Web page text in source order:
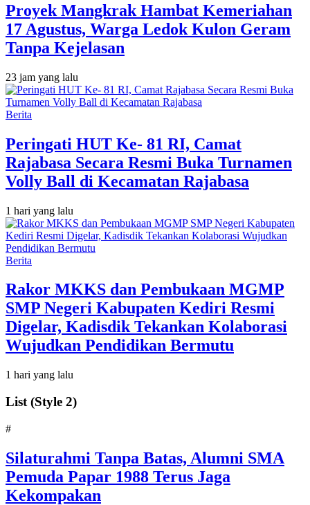
‎Proyek Mangkrak Hambat Kemeriahan
17 Agustus, Warga Ledok Kulon Geram
Tanpa Kejelasan
23 jam yang lalu
Berita
Peringati HUT Ke- 81 RI, Camat
Rajabasa Secara Resmi Buka Turnamen
Volly Ball di Kecamatan Rajabasa
1 hari yang lalu
Berita
Rakor MKKS dan Pembukaan MGMP
SMP Negeri Kabupaten Kediri Resmi
Digelar, Kadisdik Tekankan Kolaborasi
Wujudkan Pendidikan Bermutu
1 hari yang lalu
List (Style 2)
#
Silaturahmi Tanpa Batas, Alumni SMA
Pemuda Papar 1988 Terus Jaga
Kekompakan